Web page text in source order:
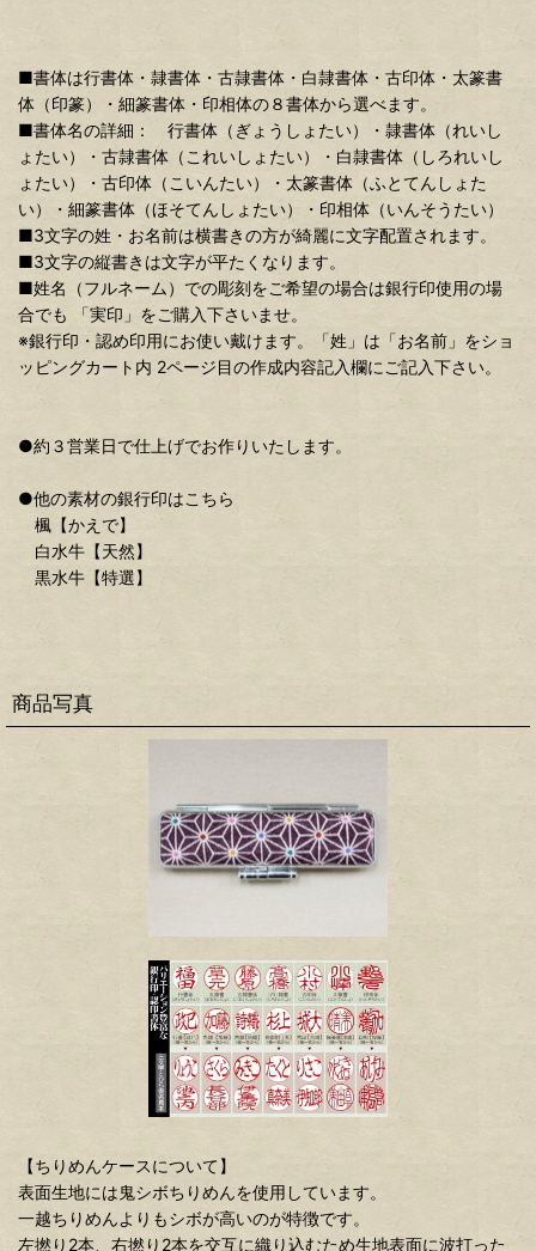
■書体は行書体・隷書体・古隷書体・白隷書体・古印体・太篆書
体（印篆）・細篆書体・印相体の８書体から選べます。
■書体名の詳細： 行書体（ぎょうしょたい）・隷書体（れいし
ょたい）・古隷書体（これいしょたい）・白隷書体（しろれいし
ょたい）・古印体（こいんたい）・太篆書体（ふとてんしょた
い）・細篆書体（ほそてんしょたい）・印相体（いんそうたい）
■3文字の姓・お名前は横書きの方が綺麗に文字配置されます。
■3文字の縦書きは文字が平たくなります。
■姓名（フルネーム）での彫刻をご希望の場合は銀行印使用の場
合でも 「実印」をご購入下さいませ。
※銀行印・認め印用にお使い戴けます。「姓」は「お名前」をショ
ッピングカート内 2ページ目の作成内容記入欄にご記入下さい。
●約３営業日で仕上げでお作りいたします。
●他の素材の銀行印はこちら
楓【かえで】
白水牛【天然】
黒水牛【特選】
商品写真
【ちりめんケースについて】
表面生地には鬼シボちりめんを使用しています。
一越ちりめんよりもシボが高いのが特徴です。
左撚り2本、右撚り2本を交互に織り込むため生地表面に波打った